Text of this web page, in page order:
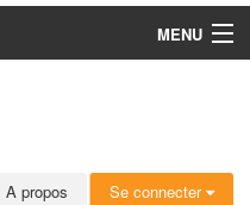
MENU
A propos Se connecter